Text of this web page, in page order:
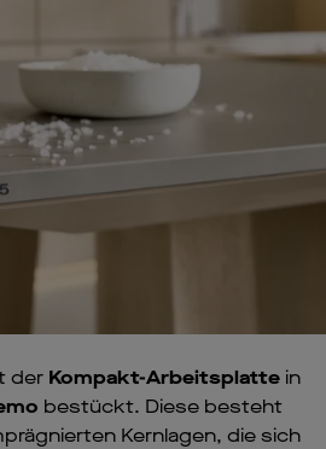
der Kompakt-Arbeitsplatte in
bestückt. Diese besteht
Kernlagen, die sich